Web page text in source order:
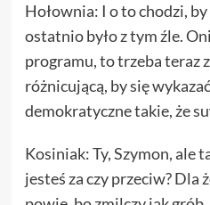
Hołownia: I o to chodzi,
ostatnio było z tym źle.
programu, to trzeba teraz
różnicującą, by się
demokratyczne takie, że
Kosiniak: Ty, Szymon, ale
jesteś za czy przeciw? Dla